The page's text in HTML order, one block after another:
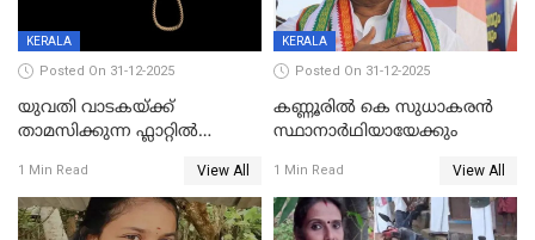
KERALA
Posted On 31-12-2025
യുവതി വാടകയ്ക്ക്
താമസിക്കുന്ന ഫ്ലാറ്റില്‍
സംഭവം കൈതപ്പൊയിലില്‍
1 Min Read View All
KERALA
Posted On 31-12-2025
കണ്ണൂരിൽ കെ സുധാകരൻ
സ്ഥാനാർഥിയായേക്കും
1 Min Read View All